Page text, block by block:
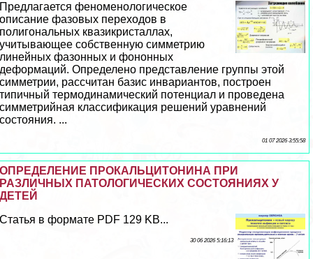
Предлагается феноменологическое
описание фазовых переходов в
полигональных квазикристаллах,
учитывающее собственную симметрию
линейных фазонных и фононных
деформаций. Определено представление группы этой
симметрии, рассчитан базис инвариантов, построен
типичный термодинамический потенциал и проведена
симметрийная классификация решений уравнений
состояния. ...
01 07 2026 3:55:58
ОПРЕДЕЛЕНИЕ ПРОКАЛЬЦИТОНИНА ПРИ
РАЗЛИЧНЫХ ПАТОЛОГИЧЕСКИХ СОСТОЯНИЯХ У
ДЕТЕЙ
Статья в формате PDF 129 KB...
30 06 2026 5:16:13